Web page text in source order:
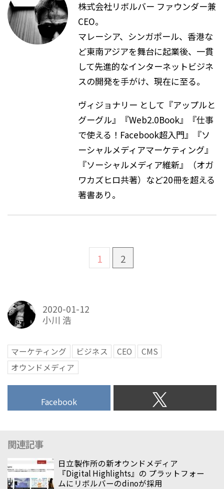
株式会社リボルバー ファウンダー兼
CEO。
マレーシア、シンガポール、香港な
ど東南アジアを舞台に起業後、一貫
して先進的なインターネットビジネ
スの開発を手がけ、現在に至る。
ヴィジョナリー として『アップルと
グーグル』『Web2.0Book』『仕事
で使える！Facebook超入門』『ソ
ーシャルメディアマーケティング』
『ソーシャルメディア維新』（オガ
ワカズヒロ共著）など20冊を超える
著書あり。
1 2
2020-01-12
小川 浩
マーケティング ビジネス CEO
CMS
オウンドメディア
Facebook
関連記事
日立製作所の新オウンドメディア
『Digital Highlights』の プラットフォー
ムにリボルバーのdinoが採用